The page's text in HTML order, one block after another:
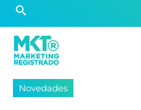
Novedades